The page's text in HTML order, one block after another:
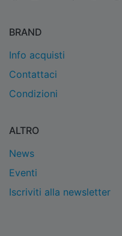
BRAND
Info acquisti
Contattaci
Condizioni
ALTRO
News
Eventi
Iscriviti alla newsletter